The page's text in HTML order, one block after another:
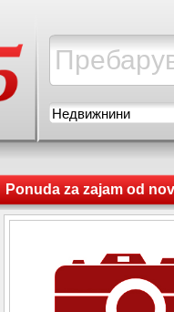
Недвижнини
Ponuda za zajam od